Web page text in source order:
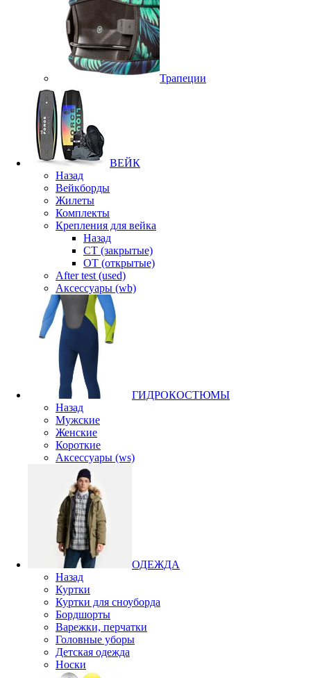
Трапеции
ВЕЙК
Назад
Вейкборды
Жилеты
Комплекты
Крепления для вейка
Назад
CT (закрытые)
OT (открытые)
After test (used)
Аксессуары (wb)
ГИДРОКОСТЮМЫ
Назад
Мужские
Женские
Короткие
Аксессуары (ws)
ОДЕЖДА
Назад
Куртки
Куртки для сноуборда
Бордшорты
Варежки, перчатки
Головные уборы
Детская одежда
Носки